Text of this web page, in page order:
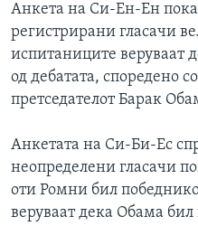
Анкета на Си-Ен-Ен
регистрирани гласачи
испитаниците веруваат
од дебатата, споредено
претседателот Барак
Анкетата на Си-Би-Ес
неопределени гласачи
оти Ромни бил
веруваат дека Обама бил